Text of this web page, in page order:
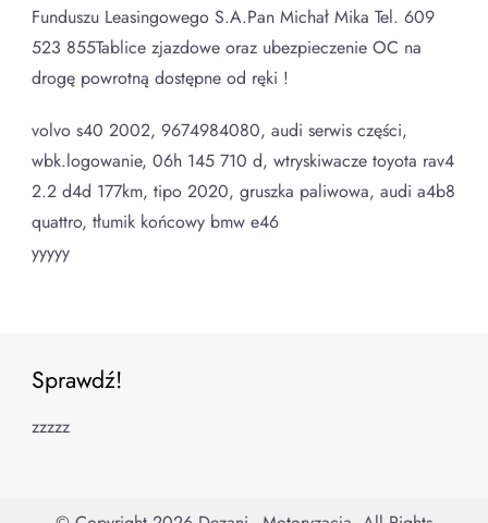
Funduszu Leasingowego S.A.Pan Michał Mika Tel. 609
523 855Tablice zjazdowe oraz ubezpieczenie OC na
drogę powrotną dostępne od ręki !
volvo s40 2002, 9674984080, audi serwis części,
wbk.logowanie, 06h 145 710 d, wtryskiwacze toyota rav4
2.2 d4d 177km, tipo 2020, gruszka paliwowa, audi a4b8
quattro, tłumik końcowy bmw e46
yyyyy
Sprawdź!
zzzzz